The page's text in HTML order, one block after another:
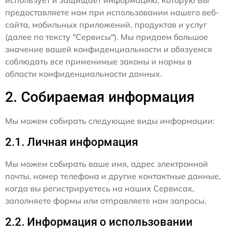
предоставляете нам при использовании нашего веб-
сайта, мобильных приложений, продуктов и услуг
(далее по тексту "Сервисы"). Мы придаем большое
значение вашей конфиденциальности и обязуемся
соблюдать все применимые законы и нормы в
области конфиденциальности данных.
2. Собираемая информация
Мы можем собирать следующие виды информации:
2.1. Личная информация
Мы можем собирать ваше имя, адрес электронной
почты, номер телефона и другие контактные данные,
когда вы регистрируетесь на наших Сервисах,
заполняете формы или отправляете нам запросы.
2.2. Информация о использовании